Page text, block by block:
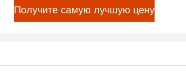
Получите самую лучшую цену